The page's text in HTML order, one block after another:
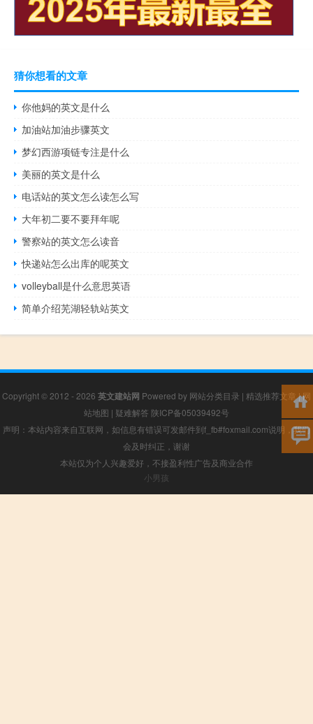
猜你想看的文章
你他妈的英文是什么
加油站加油步骤英文
梦幻西游项链专注是什么
美丽的英文是什么
电话站的英文怎么读怎么写
大年初二要不要拜年呢
警察站的英文怎么读音
快递站怎么出库的呢英文
volleyball是什么意思英语
简单介绍芜湖轻轨站英文
Copyright © 2012 - 2026 英文建站网 Powered by 网站分类目录 | 精选推荐文章 |网
站地图 | 疑难解答 陕ICP备05039492号
声明：本站内容来自互联网，如信息有错误可发邮件到f_fb#foxmail.com说明，我们
会及时纠正，谢谢
本站仅为个人兴趣爱好，不接盈利性广告及商业合作
小男孩